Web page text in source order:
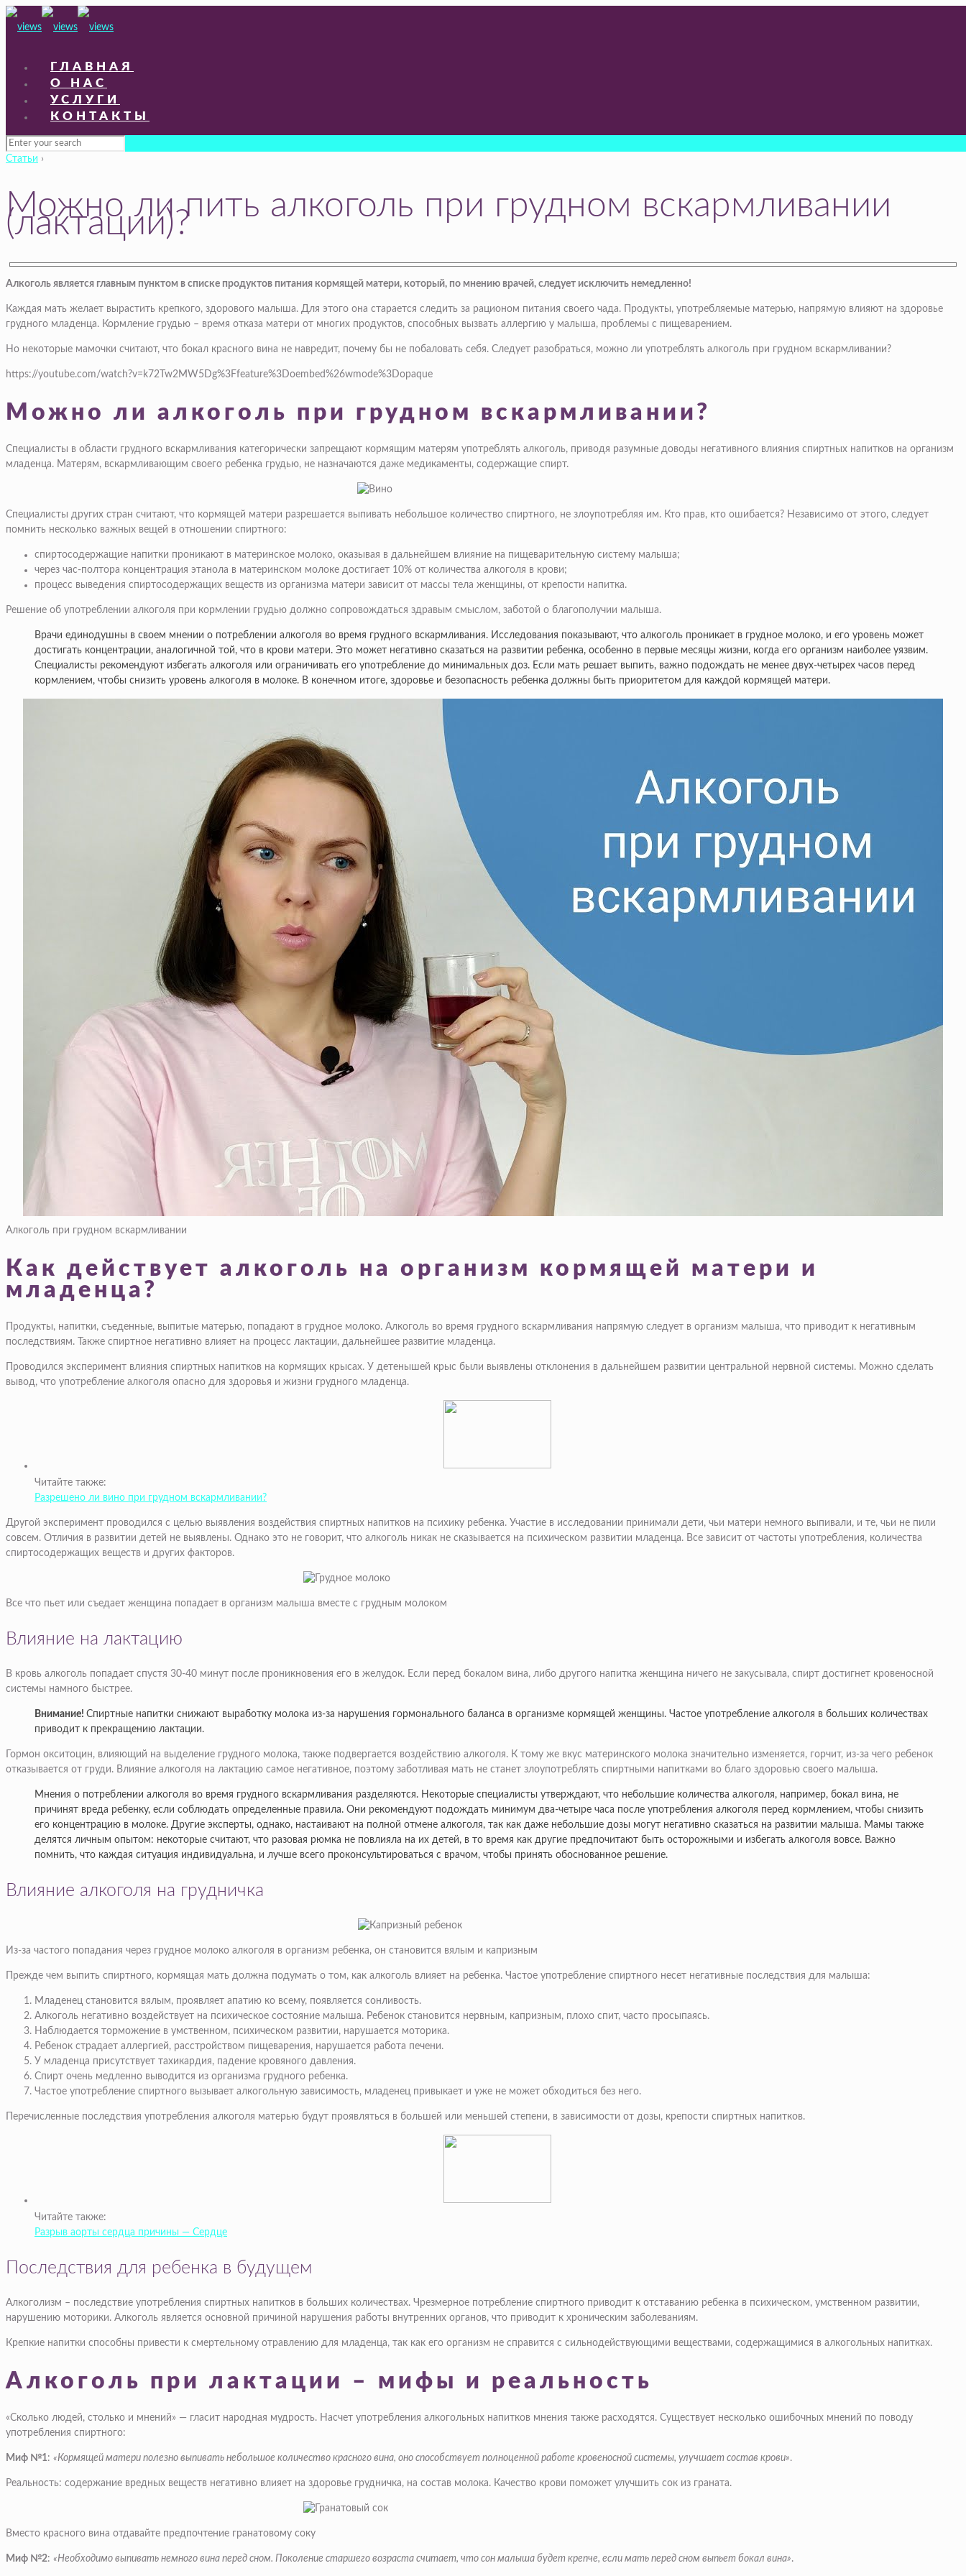
ГЛАВНАЯ
О НАС
УСЛУГИ
КОНТАКТЫ
Статьи ›
Можно ли пить алкоголь при грудном вскармливании
(лактации)?
Алкоголь является главным пунктом в списке продуктов питания кормящей матери, который, по мнению врачей, следует исключить немедленно!
Каждая мать желает вырастить крепкого, здорового малыша. Для этого она старается следить за рационом питания своего чада. Продукты, употребляемые матерью, напрямую влияют на здоровье
грудного младенца. Кормление грудью – время отказа матери от многих продуктов, способных вызвать аллергию у малыша, проблемы с пищеварением.
Но некоторые мамочки считают, что бокал красного вина не навредит, почему бы не побаловать себя. Следует разобраться, можно ли употреблять алкоголь при грудном вскармливании?
https://youtube.com/watch?v=k72Tw2MW5Dg%3Ffeature%3Doembed%26wmode%3Dopaque
Можно ли алкоголь при грудном вскармливании?
Специалисты в области грудного вскармливания категорически запрещают кормящим матерям употреблять алкоголь, приводя разумные доводы негативного влияния спиртных напитков на организм
младенца. Матерям, вскармливающим своего ребенка грудью, не назначаются даже медикаменты, содержащие спирт.
Специалисты других стран считают, что кормящей матери разрешается выпивать небольшое количество спиртного, не злоупотребляя им. Кто прав, кто ошибается? Независимо от этого, следует
помнить несколько важных вещей в отношении спиртного:
спиртосодержащие напитки проникают в материнское молоко, оказывая в дальнейшем влияние на пищеварительную систему малыша;
через час-полтора концентрация этанола в материнском молоке достигает 10% от количества алкоголя в крови;
процесс выведения спиртосодержащих веществ из организма матери зависит от массы тела женщины, от крепости напитка.
Решение об употреблении алкоголя при кормлении грудью должно сопровождаться здравым смыслом, заботой о благополучии малыша.
Врачи единодушны в своем мнении о потреблении алкоголя во время грудного вскармливания. Исследования показывают, что алкоголь проникает в грудное молоко, и его уровень может
достигать концентрации, аналогичной той, что в крови матери. Это может негативно сказаться на развитии ребенка, особенно в первые месяцы жизни, когда его организм наиболее уязвим.
Специалисты рекомендуют избегать алкоголя или ограничивать его употребление до минимальных доз. Если мать решает выпить, важно подождать не менее двух-четырех часов перед
кормлением, чтобы снизить уровень алкоголя в молоке. В конечном итоге, здоровье и безопасность ребенка должны быть приоритетом для каждой кормящей матери.
Алкоголь при грудном вскармливании
Как действует алкоголь на организм кормящей матери и
младенца?
Продукты, напитки, съеденные, выпитые матерью, попадают в грудное молоко. Алкоголь во время грудного вскармливания напрямую следует в организм малыша, что приводит к негативным
последствиям. Также спиртное негативно влияет на процесс лактации, дальнейшее развитие младенца.
Проводился эксперимент влияния спиртных напитков на кормящих крысах. У детенышей крыс были выявлены отклонения в дальнейшем развитии центральной нервной системы. Можно сделать
вывод, что употребление алкоголя опасно для здоровья и жизни грудного младенца.
Читайте также:
Разрешено ли вино при грудном вскармливании?
Другой эксперимент проводился с целью выявления воздействия спиртных напитков на психику ребенка. Участие в исследовании принимали дети, чьи матери немного выпивали, и те, чьи не пили
совсем. Отличия в развитии детей не выявлены. Однако это не говорит, что алкоголь никак не сказывается на психическом развитии младенца. Все зависит от частоты употребления, количества
спиртосодержащих веществ и других факторов.
Все что пьет или съедает женщина попадает в организм малыша вместе с грудным молоком
Влияние на лактацию
В кровь алкоголь попадает спустя 30-40 минут после проникновения его в желудок. Если перед бокалом вина, либо другого напитка женщина ничего не закусывала, спирт достигнет кровеносной
системы намного быстрее.
Внимание! Спиртные напитки снижают выработку молока из-за нарушения гормонального баланса в организме кормящей женщины. Частое употребление алкоголя в больших количествах
приводит к прекращению лактации.
Гормон окситоцин, влияющий на выделение грудного молока, также подвергается воздействию алкоголя. К тому же вкус материнского молока значительно изменяется, горчит, из-за чего ребенок
отказывается от груди. Влияние алкоголя на лактацию самое негативное, поэтому заботливая мать не станет злоупотреблять спиртными напитками во благо здоровью своего малыша.
Мнения о потреблении алкоголя во время грудного вскармливания разделяются. Некоторые специалисты утверждают, что небольшие количества алкоголя, например, бокал вина, не
причинят вреда ребенку, если соблюдать определенные правила. Они рекомендуют подождать минимум два-четыре часа после употребления алкоголя перед кормлением, чтобы снизить
его концентрацию в молоке. Другие эксперты, однако, настаивают на полной отмене алкоголя, так как даже небольшие дозы могут негативно сказаться на развитии малыша. Мамы также
делятся личным опытом: некоторые считают, что разовая рюмка не повлияла на их детей, в то время как другие предпочитают быть осторожными и избегать алкоголя вовсе. Важно
помнить, что каждая ситуация индивидуальна, и лучше всего проконсультироваться с врачом, чтобы принять обоснованное решение.
Влияние алкоголя на грудничка
Из-за частого попадания через грудное молоко алкоголя в организм ребенка, он становится вялым и капризным
Прежде чем выпить спиртного, кормящая мать должна подумать о том, как алкоголь влияет на ребенка. Частое употребление спиртного несет негативные последствия для малыша:
Младенец становится вялым, проявляет апатию ко всему, появляется сонливость.
Алкоголь негативно воздействует на психическое состояние малыша. Ребенок становится нервным, капризным, плохо спит, часто просыпаясь.
Наблюдается торможение в умственном, психическом развитии, нарушается моторика.
Ребенок страдает аллергией, расстройством пищеварения, нарушается работа печени.
У младенца присутствует тахикардия, падение кровяного давления.
Спирт очень медленно выводится из организма грудного ребенка.
Частое употребление спиртного вызывает алкогольную зависимость, младенец привыкает и уже не может обходиться без него.
Перечисленные последствия употребления алкоголя матерью будут проявляться в большей или меньшей степени, в зависимости от дозы, крепости спиртных напитков.
Читайте также:
Разрыв аорты сердца причины — Сердце
Последствия для ребенка в будущем
Алкоголизм – последствие употребления спиртных напитков в больших количествах. Чрезмерное потребление спиртного приводит к отставанию ребенка в психическом, умственном развитии,
нарушению моторики. Алкоголь является основной причиной нарушения работы внутренних органов, что приводит к хроническим заболеваниям.
Крепкие напитки способны привести к смертельному отравлению для младенца, так как его организм не справится с сильнодействующими веществами, содержащимися в алкогольных напитках.
Алкоголь при лактации – мифы и реальность
«Сколько людей, столько и мнений» — гласит народная мудрость. Насчет употребления алкогольных напитков мнения также расходятся. Существует несколько ошибочных мнений по поводу
употребления спиртного:
Миф №1: «Кормящей матери полезно выпивать небольшое количество красного вина, оно способствует полноценной работе кровеносной системы, улучшает состав крови».
Реальность: содержание вредных веществ негативно влияет на здоровье грудничка, на состав молока. Качество крови поможет улучшить сок из граната.
Вместо красного вина отдавайте предпочтение гранатовому соку
Миф №2: «Необходимо выпивать немного вина перед сном. Поколение старшего возраста считает, что сон малыша будет крепче, если мать перед сном выпьет бокал вина».